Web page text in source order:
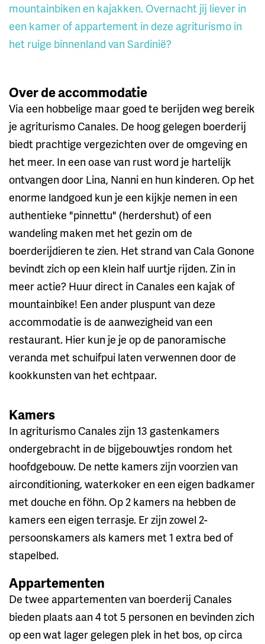
mountainbiken en kajakken. Overnacht jij liever in
een kamer of appartement in deze agriturismo in
het ruige binnenland van Sardinië?
Over de accommodatie
Via een hobbelige maar goed te berijden weg bereik
je agriturismo Canales. De hoog gelegen boerderij
biedt prachtige vergezichten over de omgeving en
het meer. In een oase van rust word je hartelijk
ontvangen door Lina, Nanni en hun kinderen. Op het
enorme landgoed kun je een kijkje nemen in een
authentieke "pinnettu" (herdershut) of een
wandeling maken met het gezin om de
boerderijdieren te zien. Het strand van Cala Gonone
bevindt zich op een klein half uurtje rijden. Zin in
meer actie? Huur direct in Canales een kajak of
mountainbike! Een ander pluspunt van deze
accommodatie is de aanwezigheid van een
restaurant. Hier kun je je op de panoramische
veranda met schuifpui laten verwennen door de
kookkunsten van het echtpaar.
Kamers
In agriturismo Canales zijn 13 gastenkamers
ondergebracht in de bijgebouwtjes rondom het
hoofdgebouw. De nette kamers zijn voorzien van
airconditioning, waterkoker en een eigen badkamer
met douche en föhn. Op 2 kamers na hebben de
kamers een eigen terrasje. Er zijn zowel 2-
persoonskamers als kamers met 1 extra bed of
stapelbed.
Appartementen
De twee appartementen van boerderij Canales
bieden plaats aan 4 tot 5 personen en bevinden zich
op een wat lager gelegen plek in het bos, op circa